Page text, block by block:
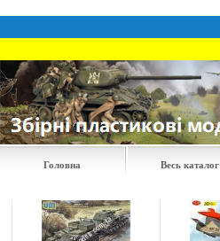
Головна Весь каталог